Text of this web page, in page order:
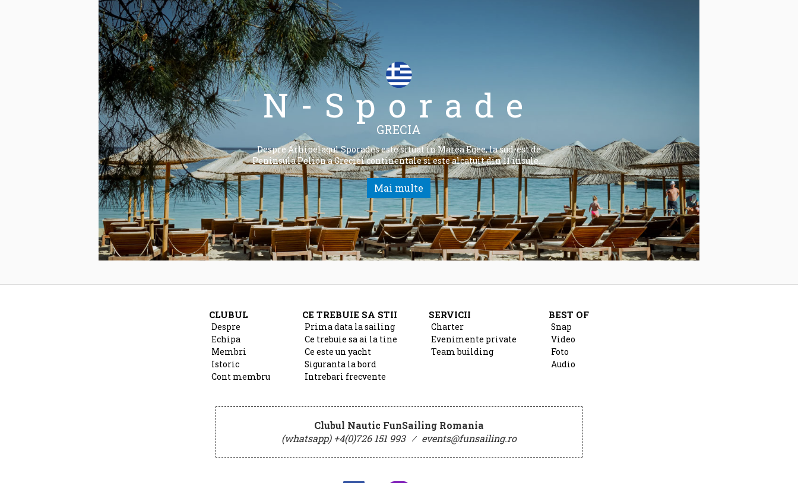
N-Sporade
GRECIA
Despre Arhipelagul Sporades este situat in Marea Egee, la sud-est de
Peninsula Pelion a Greciei continentale si este alcatuit din 11 insule.…
Mai multe
CLUBUL
Despre
Echipa
Membri
Istoric
Cont membru
CE TREBUIE SA STII
Prima data la sailing
Ce trebuie sa ai la tine
Ce este un yacht
Siguranta la bord
Intrebari frecvente
SERVICII
Charter
Evenimente private
Team building
BEST OF
Snap
Video
Foto
Audio
Clubul Nautic FunSailing Romania
(whatsapp) +4(0)726 151 993 ⁄ events@funsailing.ro